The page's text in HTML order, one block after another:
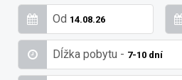
Od 14.08.26
Dĺžka pobytu - 7-10 dní